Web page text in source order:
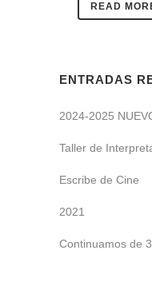
READ
ENTRADAS
2024-2025
Taller de
Escribe de Cine
2021
Continuamos de